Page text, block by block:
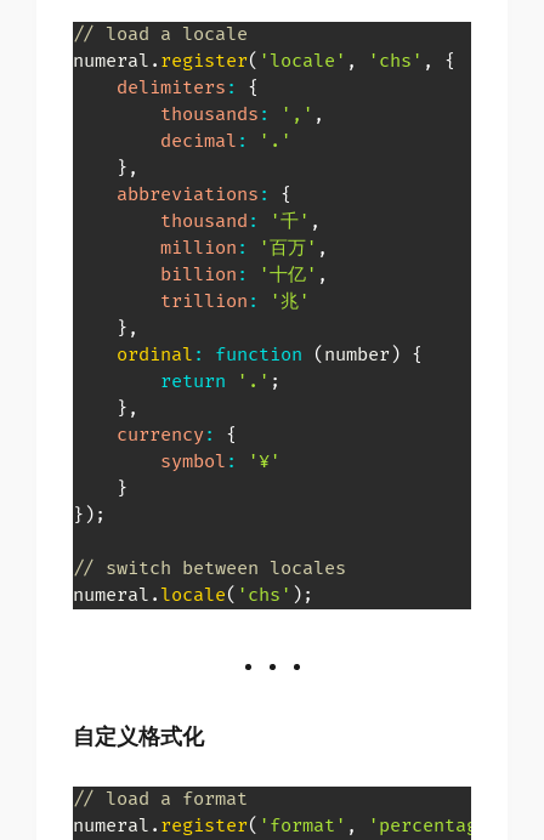
// load a locale
numeral . register( 'locale' , 'chs' ,
{
delimiters :
{
thousands : ',' ,
decimal :
'.'
} ,
abbreviations :
{
thousand : '千' ,
million : '百万' ,
billion : '十亿' ,
trillion :
'兆'
} ,
ordinal : function ( number) {
return
'.' ;
} ,
currency :
{
symbol :
'¥'
}
} ) ;
// switch between locales
numeral . locale( 'chs' ) ;
自定义格式化
// load a format
numeral . register( 'format' , 'percentage'